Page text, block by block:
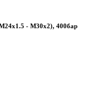
- М30х2), 400бар